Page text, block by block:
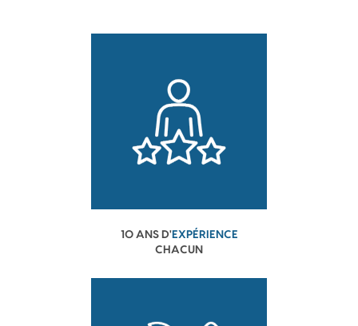
10 ANS D'EXPÉRIENCE
CHACUN